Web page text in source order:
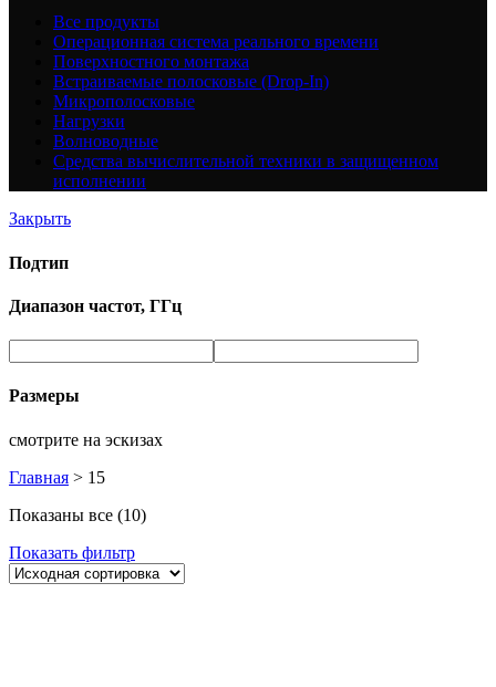
Все продукты
Операционная система реального времени
Поверхностного монтажа
Встраиваемые полосковые (Drop-In)
Микрополосковые
Нагрузки
Волноводные
Средства вычислительной техники в защищенном
исполнении
Закрыть
Подтип
Диапазон частот, ГГц
Размеры
смотрите на эскизах
Главная > 15
Показаны все (10)
Показать фильтр